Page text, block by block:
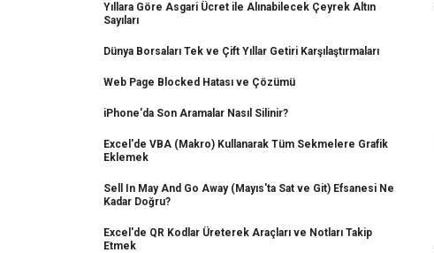
Yıllara Göre Asgari Ücret ile Alınabilecek Çeyrek Altın
Sayıları
Dünya Borsaları Tek ve Çift Yıllar Getiri Karşılaştırmaları
Web Page Blocked Hatası ve Çözümü
iPhone'da Son Aramalar Nasıl Silinir?
Excel'de VBA (Makro) Kullanarak Tüm Sekmelere Grafik
Eklemek
Sell In May And Go Away (Mayıs'ta Sat ve Git) Efsanesi Ne
Kadar Doğru?
Excel'de QR Kodlar Üreterek Araçları ve Notları Takip
Etmek